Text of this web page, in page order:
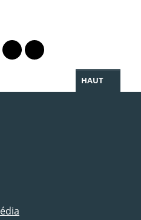
Instagram
le profil Linkedin
vers le profil Facebook
Lien vers le profil Twitter
Partager par WhatsApp
HAUT